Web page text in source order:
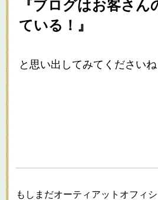
『ブログはお客さ
ている！』
と思い出してみてくださいね
もしまだオーティアットオフィ